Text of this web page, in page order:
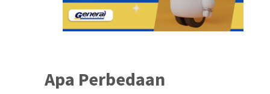
Apa Perbedaan